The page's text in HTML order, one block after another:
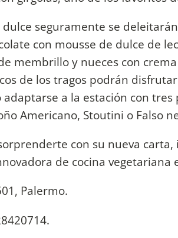
seguramente se
con mousse de dulce de
membrillo y nueces con
de los tragos podrán
a la estación con
Americano, Stoutini o Falso
con su nueva
de cocina vegetariana
Palermo.